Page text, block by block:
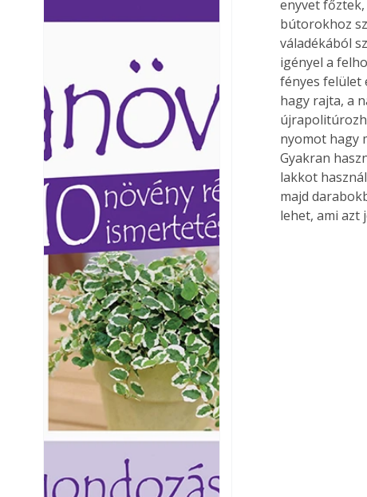
Ezermester lapszámai.
Laptapir kényelmes
mert: – t
enyvet
bútorokhoz
váladékából
igényel a
fényes felület
hagy rajta, a
nyomot hagy
Gyakran
lakkot
majd
lehet, ami azt